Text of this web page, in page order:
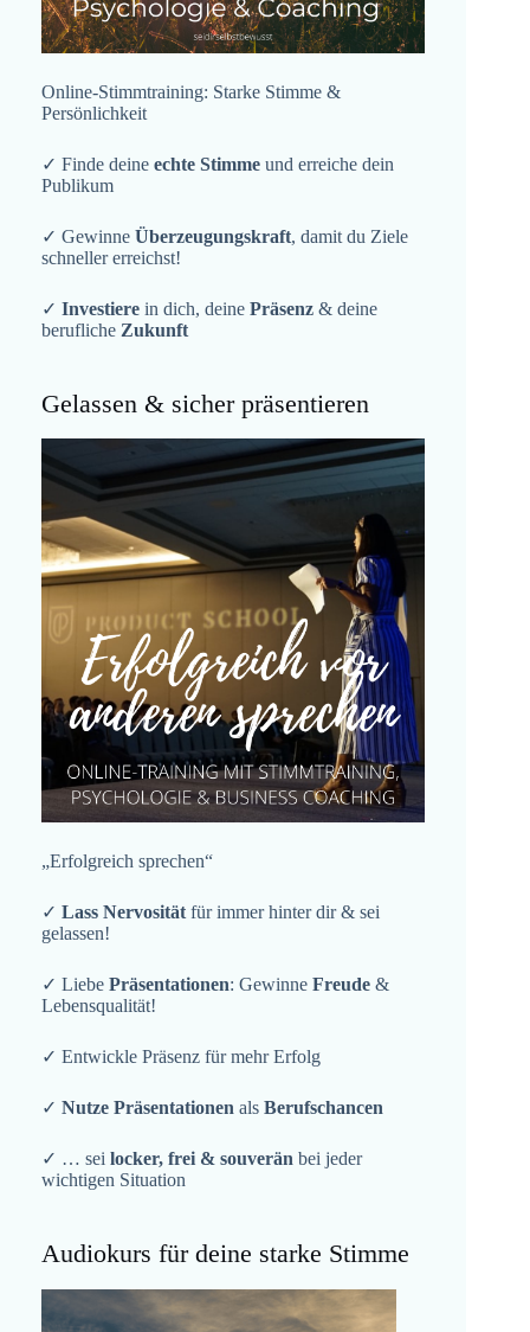
Online-Stimmtraining: Starke Stimme &
Persönlichkeit
✓ Finde deine echte Stimme und erreiche dein
Publikum
✓ Gewinne Überzeugungskraft, damit du Ziele
schneller erreichst!
✓ Investiere in dich, deine Präsenz & deine
berufliche Zukunft
Gelassen & sicher präsentieren
„Erfolgreich sprechen“
✓ Lass Nervositätfür immer hinter dir & sei
gelassen!
✓ Liebe Präsentationen: Gewinne Freude &
Lebensqualität!
✓ Entwickle Präsenz für mehr Erfolg
✓ Nutze Präsentationen als Berufschancen
✓ … sei locker, frei & souverän bei jeder
wichtigen Situation
Audiokurs für deine starke Stimme